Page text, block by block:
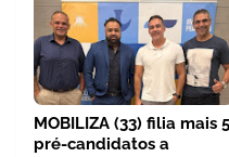
MOBILIZA (33) filia mais 5
pré-candidatos a